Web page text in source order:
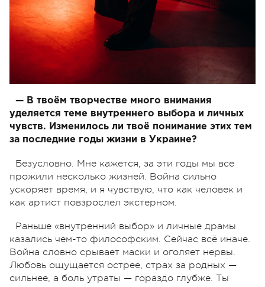
— В твоём творчестве много внимания
уделяется теме внутреннего выбора и личных
чувств. Изменилось ли твоё понимание этих тем
за последние годы жизни в Украине?
Безусловно. Мне кажется, за эти годы мы все
прожили несколько жизней. Война сильно
ускоряет время, и я чувствую, что как человек и
как артист повзрослел экстерном.
Раньше «внутренний выбор» и личные драмы
казались чем-то философским. Сейчас всё иначе.
Война словно срывает маски и оголяет нервы.
Любовь ощущается острее, страх за родных —
сильнее, а боль утраты — гораздо глубже. Ты